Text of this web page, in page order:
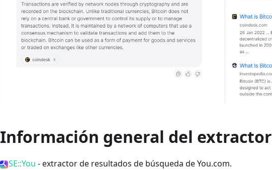
Información general del extractor
SE::You - extractor de resultados de búsqueda de You.com.